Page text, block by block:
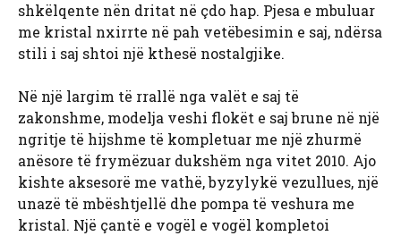
shkëlqente nën dritat në çdo hap. Pjesa e mbuluar
me kristal nxirrte në pah vetëbesimin e saj, ndërsa
stili i saj shtoi një kthesë nostalgjike.
Në një largim të rrallë nga valët e saj të
zakonshme, modelja veshi flokët e saj brune në një
ngritje të hijshme të kompletuar me një zhurmë
anësore të frymëzuar dukshëm nga vitet 2010. Ajo
kishte aksesorë me vathë, byzylykë vezullues, një
unazë të mbështjellë dhe pompa të veshura me
kristal. Një çantë e vogël e vogël kompletoi